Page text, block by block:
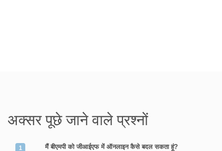
अक्सर पूछे जाने वाले प्रश्नों
मैं बीएमपी को जीआईएफ में ऑनलाइन कैसे बदल सकता हूं?